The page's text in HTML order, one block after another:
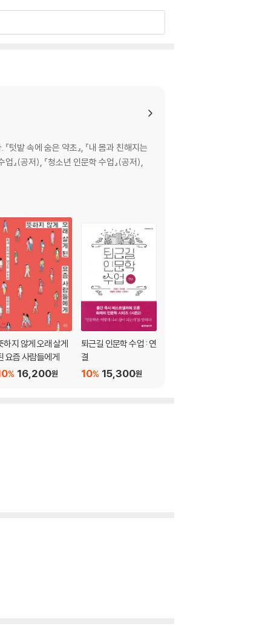
밭 속에 숨은 약초』, 『내 몸과 친해지는
』(공저), 『청소년 인문학 수업』(공저),
하지 않게 오래 살게
요즘 사람들에게
16,200원
%
퇴근길 인문학 수업 : 연
결
15,300원
10%